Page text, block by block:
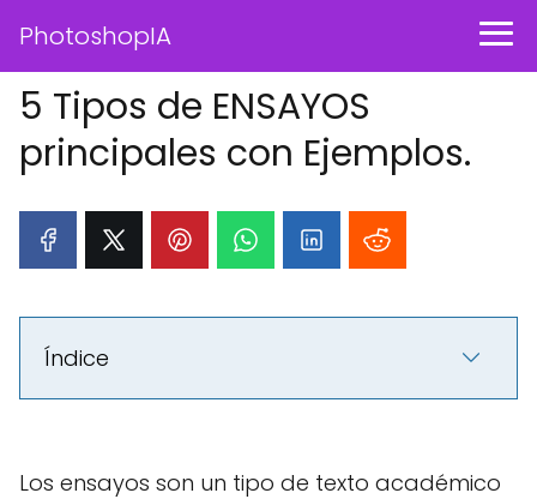
PhotoshopIA
5 Tipos de ENSAYOS
principales con Ejemplos.
Índice
Los ensayos son un tipo de texto académico